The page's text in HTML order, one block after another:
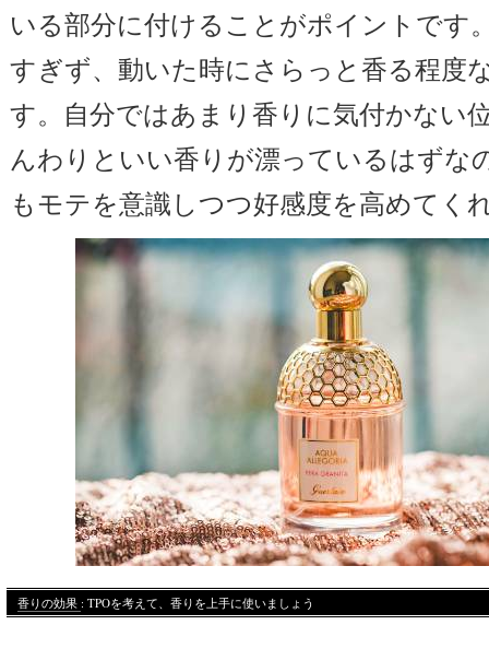
いる部分に付けることがポイントです
すぎず、動いた時にさらっと香る程度
す。自分ではあまり香りに気付かない
んわりといい香りが漂っているはずな
もモテを意識しつつ好感度を高めてく
香りの効果 : TPOを考えて、香りを上手に使いましょう